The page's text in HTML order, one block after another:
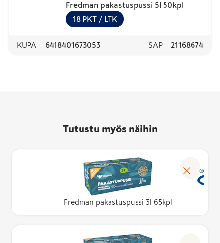
Fredman pakastuspussi 5l 50kpl
18 PKT / LTK
KUPA 6418401673053 SAP 21168674
Tutustu myös näihin
Fredman pakastuspussi 3l 65kpl